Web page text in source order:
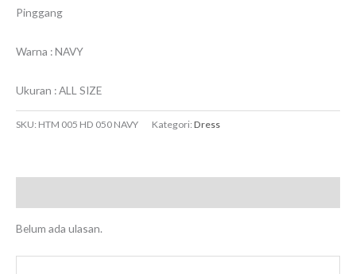
Pinggang
Warna : NAVY
Ukuran : ALL SIZE
SKU: HTM 005 HD 050 NAVY Kategori:Dress
Belum ada ulasan.